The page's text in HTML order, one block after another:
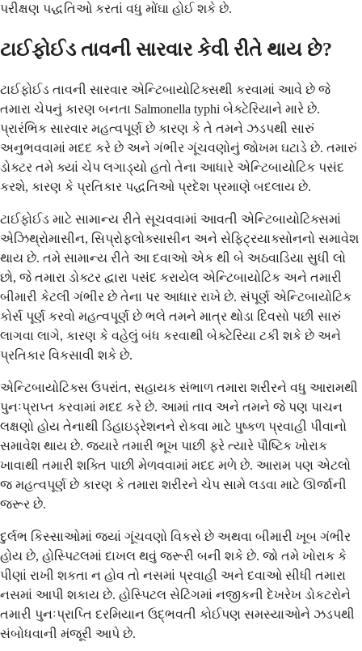
પરીક્ષણ પદ્ધતિઓ કરતાં વધુ મોંઘા હોઈ શકે છે.
ટાઈફોઈડ તાવની સારવાર કેવી રીતે થાય છે?
ટાઈફોઈડ તાવની સારવાર એન્ટિબાયોટિક્સથી કરવામાં આવે છે જે
તમારા ચેપનું કારણ બનતા Salmonella typhi બેક્ટેરિયાને મારે છે.
પ્રારંભિક સારવાર મહત્વપૂર્ણ છે કારણ કે તે તમને ઝડપથી સારું
અનુભવવામાં મદદ કરે છે અને ગંભીર ગૂંચવણોનું જોખમ ઘટાડે છે. તમારું
ડોક્ટર તમે ક્યાં ચેપ લગાડ્યો હતો તેના આધારે એન્ટિબાયોટિક પસંદ
કરશે, કારણ કે પ્રતિકાર પદ્ધતિઓ પ્રદેશ પ્રમાણે બદલાય છે.
ટાઈફોઈડ માટે સામાન્ય રીતે સૂચવવામાં આવતી એન્ટિબાયોટિક્સમાં
એઝિથ્રોમાસીન, સિપ્રોફ્લોક્સાસીન અને સેફ્ટ્રિયાક્સોનનો સમાવેશ
થાય છે. તમે સામાન્ય રીતે આ દવાઓ એક થી બે અઠવાડિયા સુધી લો
છો, જે તમારા ડોક્ટર દ્વારા પસંદ કરાયેલ એન્ટિબાયોટિક અને તમારી
બીમારી કેટલી ગંભીર છે તેના પર આધાર રાખે છે. સંપૂર્ણ એન્ટિબાયોટિક
કોર્સ પૂર્ણ કરવો મહત્વપૂર્ણ છે ભલે તમને માત્ર થોડા દિવસો પછી સારું
લાગવા લાગે, કારણ કે વહેલું બંધ કરવાથી બેક્ટેરિયા ટકી શકે છે અને
પ્રતિકાર વિકસાવી શકે છે.
એન્ટિબાયોટિક્સ ઉપરાંત, સહાયક સંભાળ તમારા શરીરને વધુ આરામથી
પુનઃપ્રાપ્ત કરવામાં મદદ કરે છે. આમાં તાવ અને તમને જે પણ પાચન
લક્ષણો હોય તેનાથી ડિહાઇડ્રેશનને રોકવા માટે પુષ્કળ પ્રવાહી પીવાનો
સમાવેશ થાય છે. જ્યારે તમારી ભૂખ પાછી ફરે ત્યારે પૌષ્ટિક ખોરાક
ખાવાથી તમારી શક્તિ પાછી મેળવવામાં મદદ મળે છે. આરામ પણ એટલો
જ મહત્વપૂર્ણ છે કારણ કે તમારા શરીરને ચેપ સામે લડવા માટે ઊર્જાની
જરૂર છે.
દુર્લભ કિસ્સાઓમાં જ્યાં ગૂંચવણો વિકસે છે અથવા બીમારી ખૂબ ગંભીર
હોય છે, હોસ્પિટલમાં દાખલ થવું જરૂરી બની શકે છે. જો તમે ખોરાક કે
પીણાં રાખી શકતા ન હોવ તો નસમાં પ્રવાહી અને દવાઓ સીધી તમારા
નસમાં આપી શકાય છે. હોસ્પિટલ સેટિંગમાં નજીકની દેખરેખ ડોકટરોને
તમારી પુનઃપ્રાપ્તિ દરમિયાન ઉદ્ભવતી કોઈપણ સમસ્યાઓને ઝડપથી
સંબોધવાની મંજૂરી આપે છે.